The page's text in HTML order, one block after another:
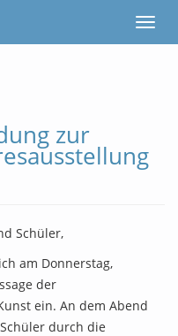
zur
Schüler,
am Donnerstag,
der
ein. An dem Abend
durch die